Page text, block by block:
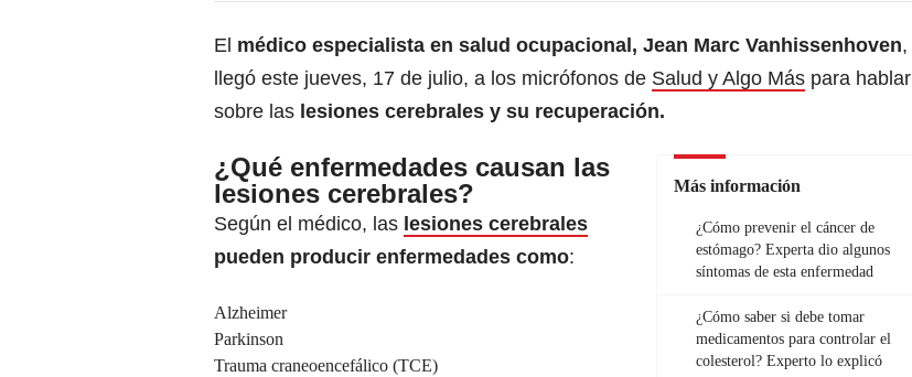
El médico especialista en salud ocupacional, Jean Marc Vanhissenhoven,
llegó este jueves, 17 de julio, a los micrófonos de Salud y Algo Más para hablar
sobre las lesiones cerebrales y su recuperación.
Más información
¿Cómo prevenir el cáncer de
estómago? Experta dio algunos
síntomas de esta enfermedad
¿Cómo saber si debe tomar
medicamentos para controlar el
colesterol? Experto lo explicó
¿Qué enfermedades causan las
lesiones cerebrales?
Según el médico, las lesiones cerebrales
pueden producir enfermedades como:
Alzheimer
Parkinson
Trauma craneoencefálico (TCE)